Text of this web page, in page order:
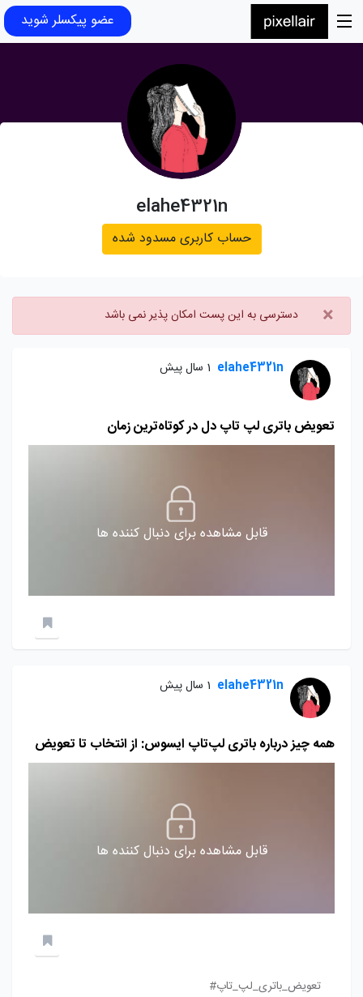
عضو پیکسلر شوید
elahe4321n
حساب کاربری مسدود شده
× دسترسی به این پست امکان پذیر نمی باشد
elahe4321n 1 سال پیش
تعویض باتری لپ تاپ دل در کوتاه‌ترین زمان
قابل مشاهده برای دنبال کننده ها
elahe4321n 1 سال پیش
همه چیز درباره باتری لپ‌تاپ ایسوس: از انتخاب تا تعویض
قابل مشاهده برای دنبال کننده ها
تعویض_باتری_لپ_تاپ#